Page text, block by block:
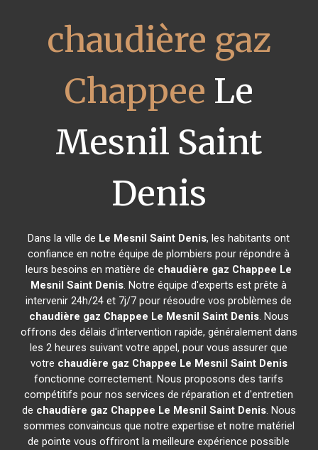
chaudière gaz
Chappee Le
Mesnil Saint
Denis
Dans la ville de Le Mesnil Saint Denis, les habitants ont
confiance en notre équipe de plombiers pour répondre à
leurs besoins en matière de chaudière gaz Chappee Le
Mesnil Saint Denis. Notre équipe d'experts est prête à
intervenir 24h/24 et 7j/7 pour résoudre vos problèmes de
chaudière gaz Chappee Le Mesnil Saint Denis. Nous
offrons des délais d'intervention rapide, généralement dans
les 2 heures suivant votre appel, pour vous assurer que
votre chaudière gaz Chappee Le Mesnil Saint Denis
fonctionne correctement. Nous proposons des tarifs
compétitifs pour nos services de réparation et d'entretien
de chaudière gaz Chappee Le Mesnil Saint Denis. Nous
sommes convaincus que notre expertise et notre matériel
de pointe vous offriront la meilleure expérience possible